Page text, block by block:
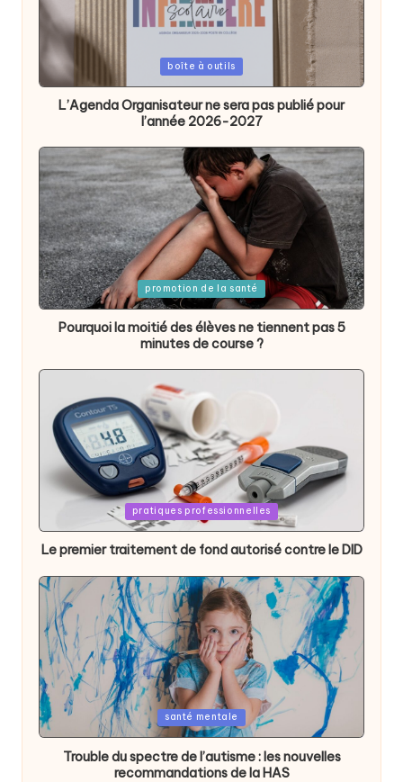
Posted
in
boîte à outils
L’Agenda Organisateur ne sera pas publié pour
l’année 2026-2027
Posted
in
promotion de la santé
Pourquoi la moitié des élèves ne tiennent pas 5
minutes de course ?
in
pratiques professionnelles
Le premier traitement de fond autorisé contre le DID
Posted
in
santé mentale
Trouble du spectre de l’autisme : les nouvelles
recommandations de la HAS